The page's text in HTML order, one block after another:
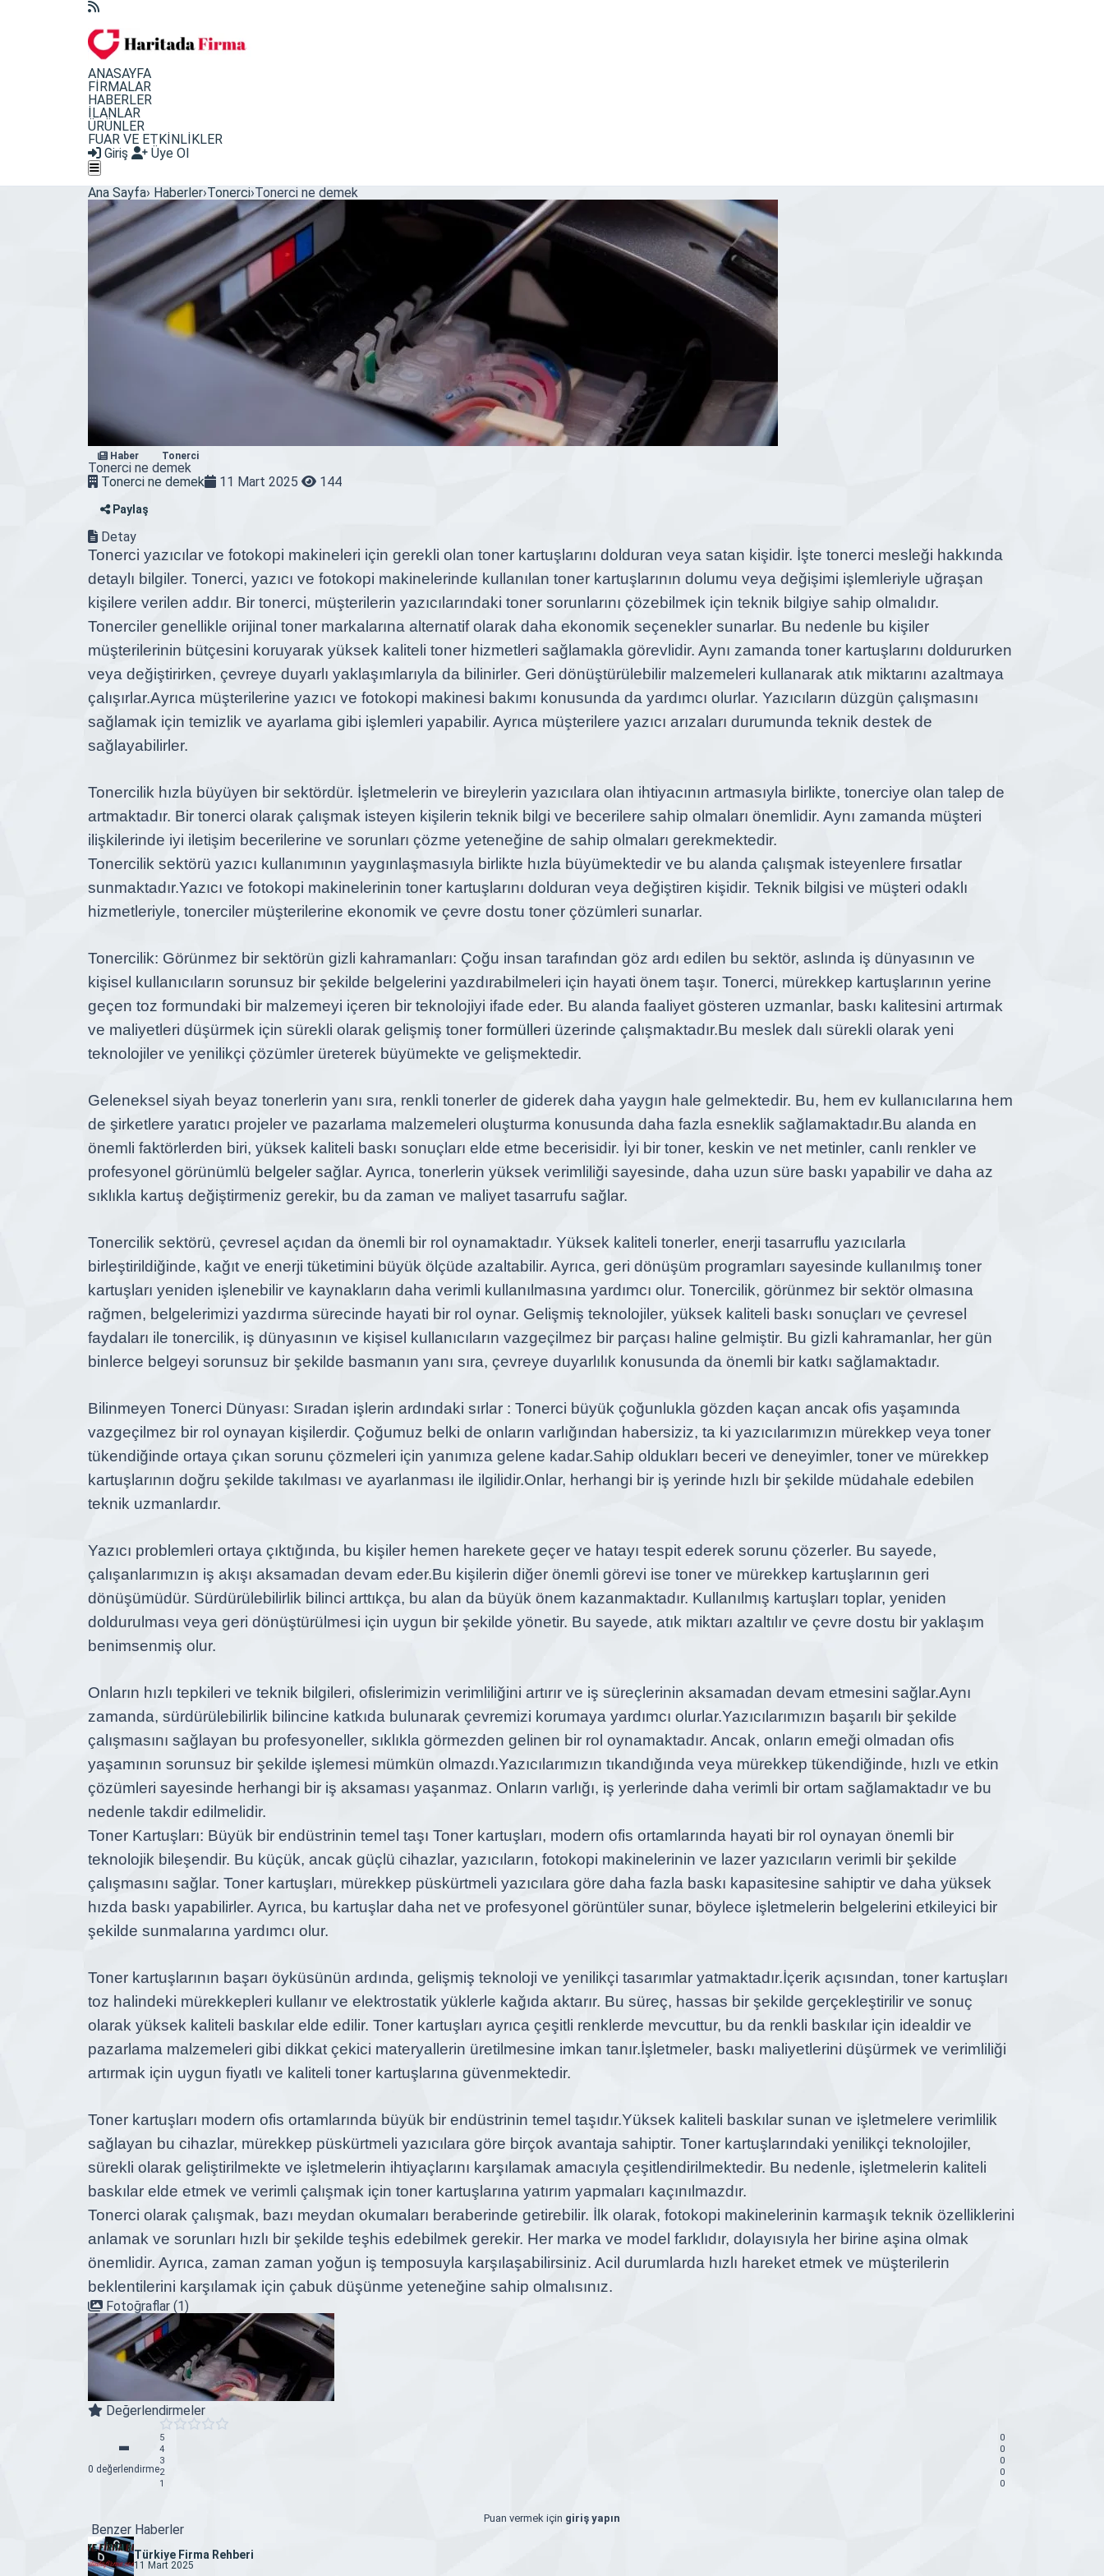
ANASAYFA
FİRMALAR
HABERLER
İLANLAR
ÜRÜNLER
FUAR VE ETKİNLİKLER
Giriş
Üye Ol
Ana Sayfa› Haberler›Tonerci›Tonerci ne demek
Haber Tonerci
Tonerci ne demek
Tonerci ne demek
11 Mart 2025 144
Paylaş
Detay
Tonerci yazıcılar ve fotokopi makineleri için gerekli olan toner kartuşlarını dolduran veya satan kişidir. İşte tonerci mesleği hakkında
detaylı bilgiler. Tonerci, yazıcı ve fotokopi makinelerinde kullanılan toner kartuşlarının dolumu veya değişimi işlemleriyle uğraşan
kişilere verilen addır. Bir tonerci, müşterilerin yazıcılarındaki toner sorunlarını çözebilmek için teknik bilgiye sahip olmalıdır.
Tonerciler genellikle orijinal toner markalarına alternatif olarak daha ekonomik seçenekler sunarlar. Bu nedenle bu kişiler
müşterilerinin bütçesini koruyarak yüksek kaliteli toner hizmetleri sağlamakla görevlidir. Aynı zamanda toner kartuşlarını doldururken
veya değiştirirken, çevreye duyarlı yaklaşımlarıyla da bilinirler. Geri dönüştürülebilir malzemeleri kullanarak atık miktarını azaltmaya
çalışırlar.Ayrıca müşterilerine yazıcı ve fotokopi makinesi bakımı konusunda da yardımcı olurlar. Yazıcıların düzgün çalışmasını
sağlamak için temizlik ve ayarlama gibi işlemleri yapabilir. Ayrıca müşterilere yazıcı arızaları durumunda teknik destek de
sağlayabilirler.
Tonercilik hızla büyüyen bir sektördür. İşletmelerin ve bireylerin yazıcılara olan ihtiyacının artmasıyla birlikte, tonerciye olan talep de
artmaktadır. Bir tonerci olarak çalışmak isteyen kişilerin teknik bilgi ve becerilere sahip olmaları önemlidir. Aynı zamanda müşteri
ilişkilerinde iyi iletişim becerilerine ve sorunları çözme yeteneğine de sahip olmaları gerekmektedir.
Tonercilik sektörü yazıcı kullanımının yaygınlaşmasıyla birlikte hızla büyümektedir ve bu alanda çalışmak isteyenlere fırsatlar
sunmaktadır.Yazıcı ve fotokopi makinelerinin toner kartuşlarını dolduran veya değiştiren kişidir. Teknik bilgisi ve müşteri odaklı
hizmetleriyle, tonerciler müşterilerine ekonomik ve çevre dostu toner çözümleri sunarlar.
Tonercilik: Görünmez bir sektörün gizli kahramanları: Çoğu insan tarafından göz ardı edilen bu sektör, aslında iş dünyasının ve
kişisel kullanıcıların sorunsuz bir şekilde belgelerini yazdırabilmeleri için hayati önem taşır. Tonerci, mürekkep kartuşlarının yerine
geçen toz formundaki bir malzemeyi içeren bir teknolojiyi ifade eder. Bu alanda faaliyet gösteren uzmanlar, baskı kalitesini artırmak
ve maliyetleri düşürmek için sürekli olarak gelişmiş toner formülleri üzerinde çalışmaktadır.Bu meslek dalı sürekli olarak yeni
teknolojiler ve yenilikçi çözümler üreterek büyümekte ve gelişmektedir.
Geleneksel siyah beyaz tonerlerin yanı sıra, renkli tonerler de giderek daha yaygın hale gelmektedir. Bu, hem ev kullanıcılarına hem
de şirketlere yaratıcı projeler ve pazarlama malzemeleri oluşturma konusunda daha fazla esneklik sağlamaktadır.Bu alanda en
önemli faktörlerden biri, yüksek kaliteli baskı sonuçları elde etme becerisidir. İyi bir toner, keskin ve net metinler, canlı renkler ve
profesyonel görünümlü belgeler sağlar. Ayrıca, tonerlerin yüksek verimliliği sayesinde, daha uzun süre baskı yapabilir ve daha az
sıklıkla kartuş değiştirmeniz gerekir, bu da zaman ve maliyet tasarrufu sağlar.
Tonercilik sektörü, çevresel açıdan da önemli bir rol oynamaktadır. Yüksek kaliteli tonerler, enerji tasarruflu yazıcılarla
birleştirildiğinde, kağıt ve enerji tüketimini büyük ölçüde azaltabilir. Ayrıca, geri dönüşüm programları sayesinde kullanılmış toner
kartuşları yeniden işlenebilir ve kaynakların daha verimli kullanılmasına yardımcı olur. Tonercilik, görünmez bir sektör olmasına
rağmen, belgelerimizi yazdırma sürecinde hayati bir rol oynar. Gelişmiş teknolojiler, yüksek kaliteli baskı sonuçları ve çevresel
faydaları ile tonercilik, iş dünyasının ve kişisel kullanıcıların vazgeçilmez bir parçası haline gelmiştir. Bu gizli kahramanlar, her gün
binlerce belgeyi sorunsuz bir şekilde basmanın yanı sıra, çevreye duyarlılık konusunda da önemli bir katkı sağlamaktadır.
Bilinmeyen Tonerci Dünyası: Sıradan işlerin ardındaki sırlar : Tonerci büyük çoğunlukla gözden kaçan ancak ofis yaşamında
vazgeçilmez bir rol oynayan kişilerdir. Çoğumuz belki de onların varlığından habersiziz, ta ki yazıcılarımızın mürekkep veya toner
tükendiğinde ortaya çıkan sorunu çözmeleri için yanımıza gelene kadar.Sahip oldukları beceri ve deneyimler, toner ve mürekkep
kartuşlarının doğru şekilde takılması ve ayarlanması ile ilgilidir.Onlar, herhangi bir iş yerinde hızlı bir şekilde müdahale edebilen
teknik uzmanlardır.
Yazıcı problemleri ortaya çıktığında, bu kişiler hemen harekete geçer ve hatayı tespit ederek sorunu çözerler. Bu sayede,
çalışanlarımızın iş akışı aksamadan devam eder.Bu kişilerin diğer önemli görevi ise toner ve mürekkep kartuşlarının geri
dönüşümüdür. Sürdürülebilirlik bilinci arttıkça, bu alan da büyük önem kazanmaktadır. Kullanılmış kartuşları toplar, yeniden
doldurulması veya geri dönüştürülmesi için uygun bir şekilde yönetir. Bu sayede, atık miktarı azaltılır ve çevre dostu bir yaklaşım
benimsenmiş olur.
Onların hızlı tepkileri ve teknik bilgileri, ofislerimizin verimliliğini artırır ve iş süreçlerinin aksamadan devam etmesini sağlar.Aynı
zamanda, sürdürülebilirlik bilincine katkıda bulunarak çevremizi korumaya yardımcı olurlar.Yazıcılarımızın başarılı bir şekilde
çalışmasını sağlayan bu profesyoneller, sıklıkla görmezden gelinen bir rol oynamaktadır. Ancak, onların emeği olmadan ofis
yaşamının sorunsuz bir şekilde işlemesi mümkün olmazdı.Yazıcılarımızın tıkandığında veya mürekkep tükendiğinde, hızlı ve etkin
çözümleri sayesinde herhangi bir iş aksaması yaşanmaz. Onların varlığı, iş yerlerinde daha verimli bir ortam sağlamaktadır ve bu
nedenle takdir edilmelidir.
Toner Kartuşları: Büyük bir endüstrinin temel taşı Toner kartuşları, modern ofis ortamlarında hayati bir rol oynayan önemli bir
teknolojik bileşendir. Bu küçük, ancak güçlü cihazlar, yazıcıların, fotokopi makinelerinin ve lazer yazıcıların verimli bir şekilde
çalışmasını sağlar. Toner kartuşları, mürekkep püskürtmeli yazıcılara göre daha fazla baskı kapasitesine sahiptir ve daha yüksek
hızda baskı yapabilirler. Ayrıca, bu kartuşlar daha net ve profesyonel görüntüler sunar, böylece işletmelerin belgelerini etkileyici bir
şekilde sunmalarına yardımcı olur.
Toner kartuşlarının başarı öyküsünün ardında, gelişmiş teknoloji ve yenilikçi tasarımlar yatmaktadır.İçerik açısından, toner kartuşları
toz halindeki mürekkepleri kullanır ve elektrostatik yüklerle kağıda aktarır. Bu süreç, hassas bir şekilde gerçekleştirilir ve sonuç
olarak yüksek kaliteli baskılar elde edilir. Toner kartuşları ayrıca çeşitli renklerde mevcuttur, bu da renkli baskılar için idealdir ve
pazarlama malzemeleri gibi dikkat çekici materyallerin üretilmesine imkan tanır.İşletmeler, baskı maliyetlerini düşürmek ve verimliliği
artırmak için uygun fiyatlı ve kaliteli toner kartuşlarına güvenmektedir.
Toner kartuşları modern ofis ortamlarında büyük bir endüstrinin temel taşıdır.Yüksek kaliteli baskılar sunan ve işletmelere verimlilik
sağlayan bu cihazlar, mürekkep püskürtmeli yazıcılara göre birçok avantaja sahiptir. Toner kartuşlarındaki yenilikçi teknolojiler,
sürekli olarak geliştirilmekte ve işletmelerin ihtiyaçlarını karşılamak amacıyla çeşitlendirilmektedir. Bu nedenle, işletmelerin kaliteli
baskılar elde etmek ve verimli çalışmak için toner kartuşlarına yatırım yapmaları kaçınılmazdır.
Tonerci olarak çalışmak, bazı meydan okumaları beraberinde getirebilir. İlk olarak, fotokopi makinelerinin karmaşık teknik özelliklerini
anlamak ve sorunları hızlı bir şekilde teşhis edebilmek gerekir. Her marka ve model farklıdır, dolayısıyla her birine aşina olmak
önemlidir. Ayrıca, zaman zaman yoğun iş temposuyla karşılaşabilirsiniz. Acil durumlarda hızlı hareket etmek ve müşterilerin
beklentilerini karşılamak için çabuk düşünme yeteneğine sahip olmalısınız.
Fotoğraflar (1)
Değerlendirmeler
-
0 değerlendirme
5
0
4
0
3
0
2
0
1
0
Puan vermek için giriş yapın
Benzer Haberler
Türkiye Firma Rehberi
11 Mart 2025